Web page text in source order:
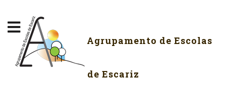
Agrupamento de Escolas
de Escariz